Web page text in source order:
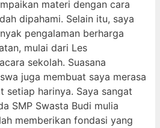
materi dengan cara
dipahami. Selain itu, saya
pengalaman berharga
mulai dari Les
sekolah. Suasana
juga membuat saya merasa
setiap harinya. Saya sangat
SMP Swasta Budi mulia
memberikan fondasi yang